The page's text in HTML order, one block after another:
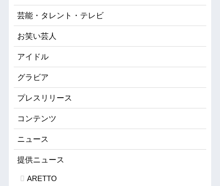
芸能・タレント・テレビ
お笑い芸人
アイドル
グラビア
プレスリリース
コンテンツ
ニュース
提供ニュース
ARETTO